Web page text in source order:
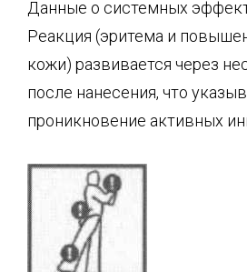
Данные о системных
Реакция (эритема и
кожи) развивается через
после нанесения, что
проникновение активных